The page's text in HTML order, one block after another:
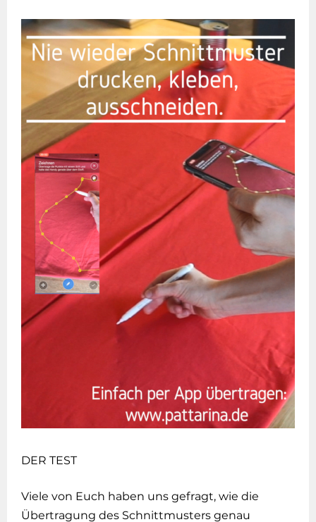
DER TEST
Viele von Euch haben uns gefragt, wie die
Übertragung des Schnittmusters genau